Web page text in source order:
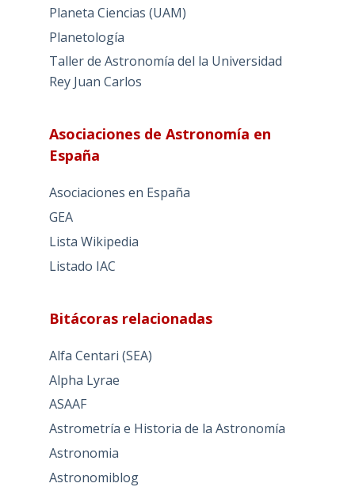
Planeta Ciencias (UAM)
Planetología
Taller de Astronomía del la Universidad
Rey Juan Carlos
Asociaciones de Astronomía en
España
Asociaciones en España
GEA
Lista Wikipedia
Listado IAC
Bitácoras relacionadas
Alfa Centari (SEA)
Alpha Lyrae
ASAAF
Astrometría e Historia de la Astronomía
Astronomia
Astronomiblog